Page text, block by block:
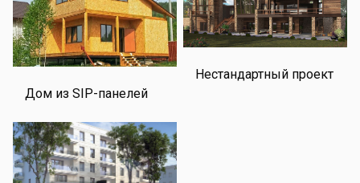
Дом из SIP-панелей
Нестандартный проект